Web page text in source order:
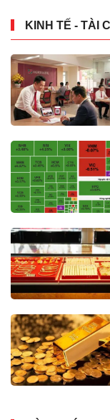
KINH TẾ - TÀI